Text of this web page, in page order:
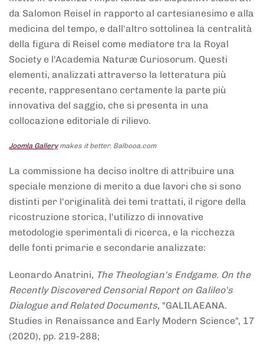
da Salomon Reisel in rapporto al cartesianesimo e alla
medicina del tempo, e dall'altro sottolinea la centralità
della figura di Reisel come mediatore tra la Royal
Society e l'Academia Naturæ Curiosorum. Questi
elementi, analizzati attraverso la letteratura più
recente, rappresentano certamente la parte più
innovativa del saggio, che si presenta in una
collocazione editoriale di rilievo.
Joomla Gallerymakes it better. Balbooa.com
La commissione ha deciso inoltre di attribuire una
speciale menzione di merito a due lavori che si sono
distinti per l'originalità dei temi trattati, il rigore della
ricostruzione storica, l'utilizzo di innovative
metodologie sperimentali di ricerca, e la ricchezza
delle fonti primarie e secondarie analizzate:
Leonardo Anatrini, The Theologian's Endgame. On the
Recently Discovered Censorial Report on Galileo's
Dialogue and Related Documents, "GALILAEANA.
Studies in Renaissance and Early Modern Science", 17
(2020), pp. 219-288;